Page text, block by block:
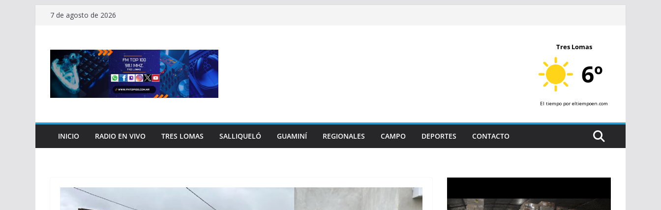
Saltar7 de agosto de 2026
Tres Lomas
6º
El tiempo por eltiempoen.com
INICIO RADIO EN VIVO TRES LOMAS SALLIQUELÓ GUAMINÍ REGIONALES CAMPO DEPORTES CONTACTO